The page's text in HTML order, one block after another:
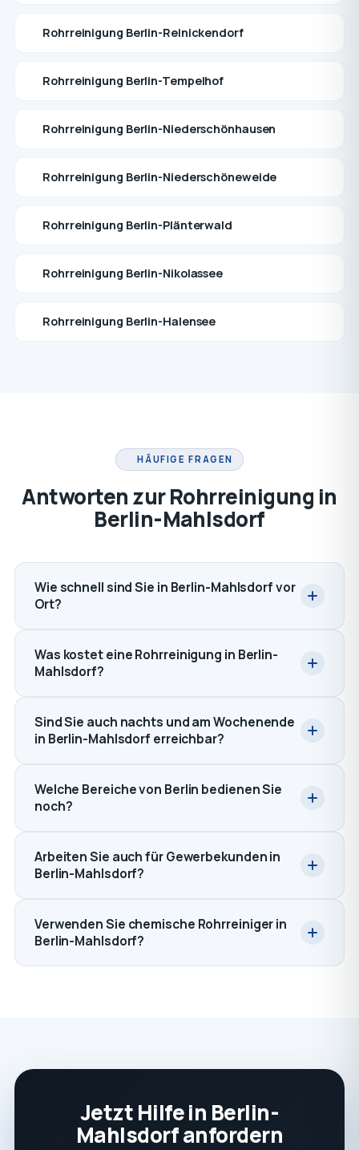
Rohrreinigung Berlin-Reinickendorf
Rohrreinigung Berlin-Tempelhof
Rohrreinigung Berlin-Niederschönhausen
Rohrreinigung Berlin-Niederschöneweide
Rohrreinigung Berlin-Plänterwald
Rohrreinigung Berlin-Nikolassee
Rohrreinigung Berlin-Halensee
HÄUFIGE FRAGEN
Antworten zur Rohrreinigung in
Berlin-Mahlsdorf
Wie schnell sind Sie in Berlin-Mahlsdorf vor
Ort?
Was kostet eine Rohrreinigung in Berlin-
Mahlsdorf?
Sind Sie auch nachts und am Wochenende
in Berlin-Mahlsdorf erreichbar?
Welche Bereiche von Berlin bedienen Sie
noch?
Arbeiten Sie auch für Gewerbekunden in
Berlin-Mahlsdorf?
Verwenden Sie chemische Rohrreiniger in
Berlin-Mahlsdorf?
Jetzt Hilfe in Berlin-
Mahlsdorf anfordern